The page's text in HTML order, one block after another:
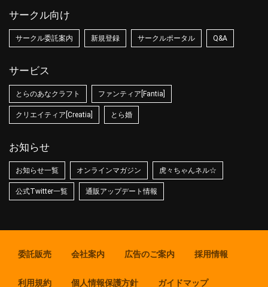
サークル向け
サークル委託案内 新規登録 サークルポータル Q&A
サービス
とらのあなクラフト ファンティア[Fantia]
クリエイティア[Creatia] とら婚
お知らせ
お知らせ一覧 オンラインマガジン 虎々ちゃんネル☆
公式Twitter一覧 通販アップデート情報
委託販売 会社案内 広告のご案内 採用情報
利用規約 個人情報保護方針 ガイドマップ